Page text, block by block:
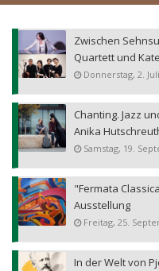
Zwischen
Quartett und
Donnerstag, 2.
Chanting. Jazz
Anika
Samstag, 19.
"Fermata
Ausstellung
Freitag, 25.
In der Welt von